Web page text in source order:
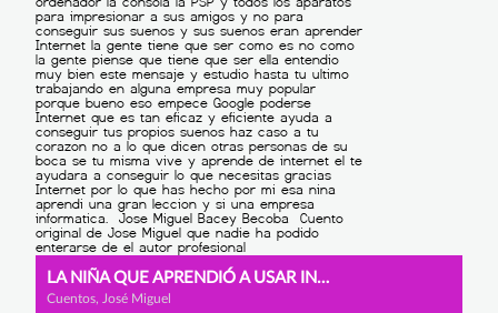
LA NIÑA QUE APRENDIÓ A USAR INTERNET
Cuentos, José Miguel